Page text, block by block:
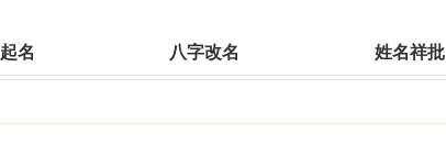
名 八字改名 姓名祥批